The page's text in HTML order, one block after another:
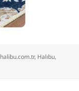
Etiketler
halibu.com.tr, Halıbu,
Halı için